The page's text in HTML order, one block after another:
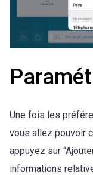
Une fois les
vous allez pouvoir
appuyez sur
informations